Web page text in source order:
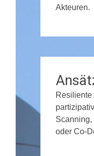
Akteuren.
Resiliente
oder Co-